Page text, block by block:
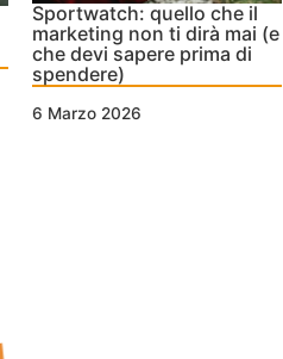
Sportwatch: quello che il
marketing non ti dirà mai (e
che devi sapere prima di
spendere)
6 Marzo 2026